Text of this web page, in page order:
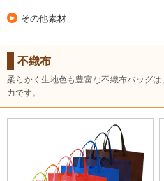
その他素材
不織布
柔らかく生地色も豊富な不織布バッグ
力です。